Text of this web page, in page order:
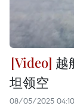
越
坦领空
08/05/2025 04:10